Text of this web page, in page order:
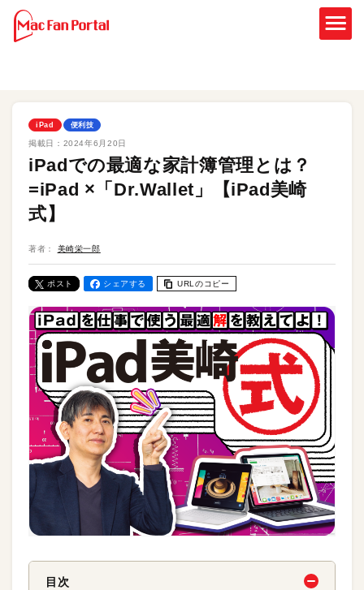
iPad 便利技
掲載日： 2024年6月20日
iPadでの最適な家計簿管理とは？
=iPad ×「Dr.Wallet」【iPad美崎
式】
著者： 美崎栄一郎
ポスト シェアする URLのコピー
目次